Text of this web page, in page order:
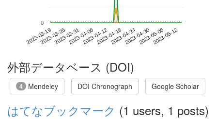
2023-03-192023-03-252023-03-312023-04-062023-04-122023-04-182023-04-242023-04-302023-05-062023-05-12
0
外部データベース (DOI)
4 Mendeley DOI Chronograph Google Scholar
はてなブックマーク (1 users, 1 posts)